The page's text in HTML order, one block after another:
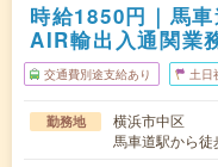
時給1850円｜馬
AIR輸出入通関業
交通費別途支給あり 土日
勤務地
横浜市中区
馬車道駅から